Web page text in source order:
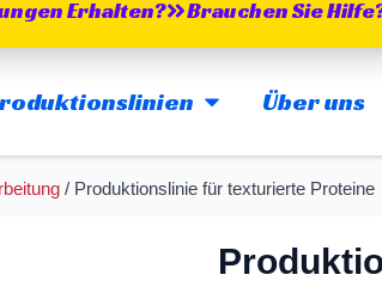
Erhalten? Brauchen Sie
MAIN Über uns
/ Produktionslinie für texturierte Proteine